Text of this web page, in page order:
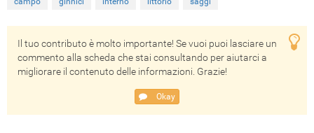
Il tuo contributo è molto importante! Se vuoi puoi lasciare un
commento alla scheda che stai consultando per aiutarci a
migliorare il contenuto delle informazioni. Grazie!
Okay